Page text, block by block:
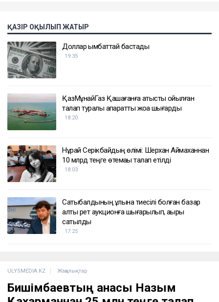
Доллар қымбаттай бастады
19:35
ҚазМұнайГаз Қашағанға қатысты қойылған
талап туралы ақпаратты жоққа шығарды
18:20
10 млрд теңге өтемақы талап етілді
18:03